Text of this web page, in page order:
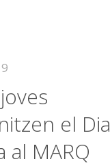
el Dia
al MARQ